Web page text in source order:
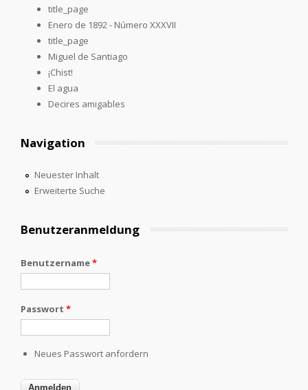
title_page
Enero de 1892 - Número XXXVII
title_page
Miguel de Santiago
¡Chist!
El agua
Decires amigables
Navigation
Neuester Inhalt
Erweiterte Suche
Benutzeranmeldung
Benutzername*
Passwort *
Neues Passwort anfordern